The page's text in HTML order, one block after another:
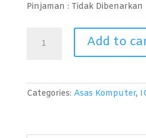
Pinjaman : Tidak Dibenarkan
Penstriman
Sosial)
quantity
Add to
Categories: Asas Komputer,